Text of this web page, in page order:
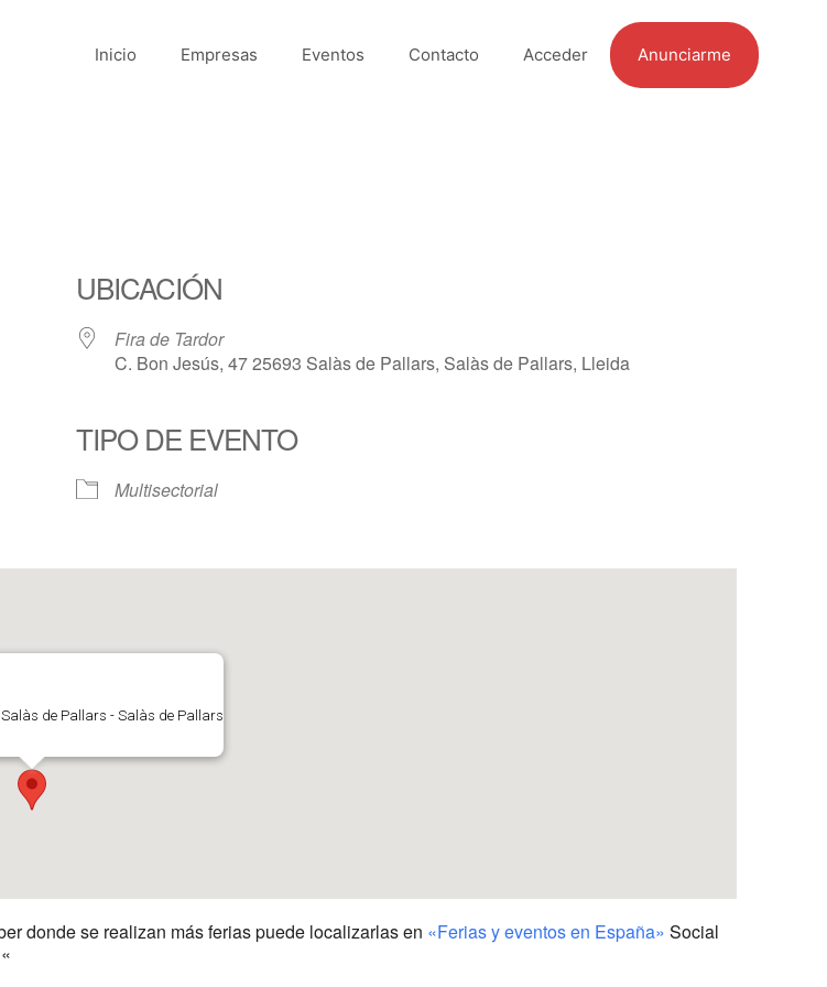
Inicio Empresas Eventos Contacto Acceder Anunciarme
UBICACIÓN
Fira de Tardor
C. Bon Jesús, 47 25693 Salàs de Pallars, Salàs de Pallars, Lleida
TIPO DE EVENTO
Multisectorial
Salàs de Pallars - Salàs de Pallars
donde se realizan más ferias puede localizarlas en «Ferias y eventos en España» Social